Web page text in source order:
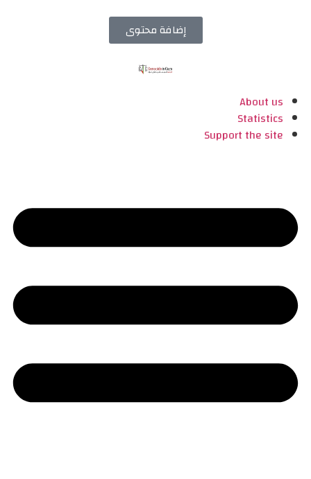
إضافة محتوى
About us
Statistics
Support the site